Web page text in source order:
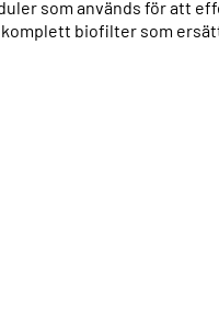
som används för att
biofilter som